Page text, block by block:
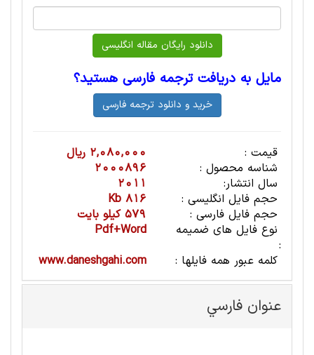
مایل به دریافت ترجمه فارسی هستید؟
قیمت :
2,080,000 ریال
شناسه محصول :
2000896
سال انتشار:
2011
حجم فایل انگلیسی :
816 Kb
حجم فایل فارسی :
579 کیلو بایت
نوع فایل های ضمیمه
:
Pdf+Word
کلمه عبور همه فایلها :
www.daneshgahi.com
عنوان فارسي